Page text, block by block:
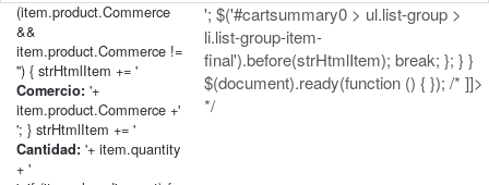
(item.product.Commerce
&&
item.product.Commerce !=
'') { strHtmlItem += '
Comercio: '+
item.product.Commerce +'
'; } strHtmlItem += '
Cantidad: '+ item.quantity
+ '
'; $('#cartsummary0 > ul.list-group >
li.list-group-item-
final').before(strHtmlItem); break; }; } }
$(document).ready(function () { }); /* ]]>
*/